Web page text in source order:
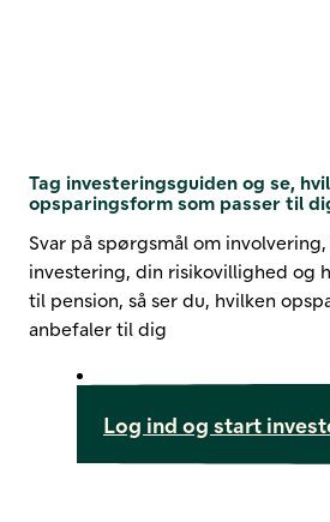
Tag investeringsguiden og se,
opsparingsform som passer til
Svar på spørgsmål om
investering, din risikovillighed og
til pension, så ser du, hvilken
anbefaler til dig
Log ind og start